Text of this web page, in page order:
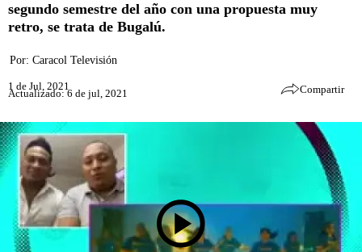
segundo semestre del año con una propuesta muy
retro, se trata de Bugalú.
Por: Caracol Televisión
1 de Jul, 2021
Actualizado: 6 de jul, 2021 Compartir